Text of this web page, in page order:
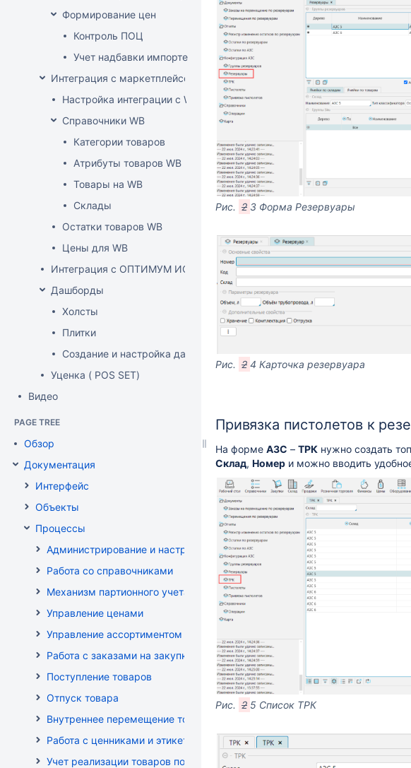
Формирование цен
Контроль ПОЦ
Учет надбавки импортера в расценке (по постановлению №713(6)
Интеграция с маркетплейсом Wildberries
Настройка интеграции с WB API
Справочники WB
Категории товаров
Атрибуты товаров WB
Товары на WB
Склады
Остатки товаров WB
Цены для WB
Интеграция с ОПТИМУМ ИСУМТ
Дашборды
Холсты
Плитки
Создание и настройка дашборда
Уценка ( POS SET)
Видео
PAGE TREE
Обзор
Документация
Интерфейс
Объекты
Процессы
Администрирование и настройка
Работа со справочниками
Механизм партионного учета
Управление ценами
Управление ассортиментом магазинов
Работа с заказами на закупку
Поступление товаров
Отпуск товара
Внутреннее перемещение товаров
Работа с ценниками и этикетками
Учет реализации товаров по кассе
Рис. 2 3 Форма Резервуары
Рис. 2 4 Карточка резервуара
Привязка пистолетов к
На форме АЗС – ТРК нужно создать
Склад, Номер и можно вводить
Рис. 2 5 Список ТРК